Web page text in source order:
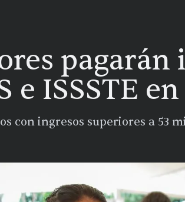
pagarán
e ISSSTE
con ingresos superiores a 53